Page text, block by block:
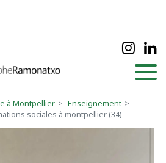
à Montpellier
Enseignement
sociales à montpellier (34)